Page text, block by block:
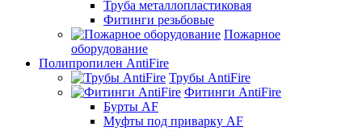
Труба металлопластиковая
Фитинги резьбовые
Пожарное
оборудование
Полипропилен AntiFire
Трубы AntiFire
Фитинги AntiFire
Бурты AF
Муфты под приварку AF